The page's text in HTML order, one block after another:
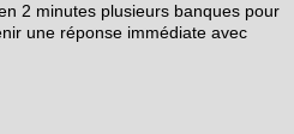
2 minutes plusieurs banques pour
une réponse immédiate avec